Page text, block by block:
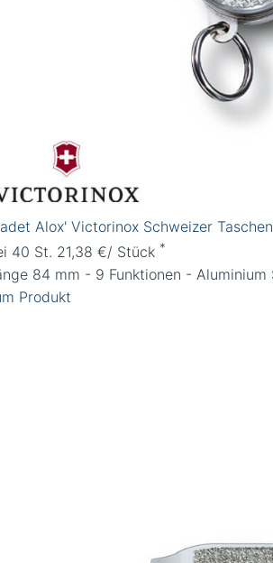
Alox' Victorinox Schweizer
40 St. 21,38 €/ Stück *
84 mm - 9 Funktionen - Aluminium
Produkt